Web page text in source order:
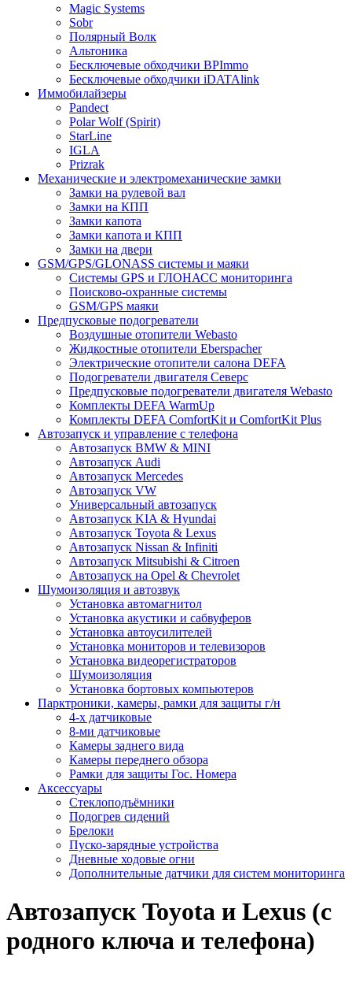
Magic Systems
Sobr
Полярный Волк
Альтоника
Бесключевые обходчики BPImmo
Бесключевые обходчики iDATAlink
Иммобилайзеры
Pandect
Polar Wolf (Spirit)
StarLine
IGLA
Prizrak
Механические и электромеханические замки
Замки на рулевой вал
Замки на КПП
Замки капота
Замки капота и КПП
Замки на двери
GSM/GPS/GLONASS системы и маяки
Системы GPS и ГЛОНАСС мониторинга
Поисково-охранные системы
GSM/GPS маяки
Предпусковые подогреватели
Воздушные отопители Webasto
Жидкостные отопители Eberspacher
Электрические отопители салона DEFA
Подогреватели двигателя Северс
Предпусковые подогреватели двигателя Webasto
Комплекты DEFA WarmUp
Комплекты DEFA ComfortKit и ComfortKit Plus
Автозапуск и управление с телефона
Автозапуск BMW & MINI
Автозапуск Audi
Автозапуск Mercedes
Автозапуск VW
Универсальный автозапуск
Автозапуск KIA & Hyundai
Автозапуск Toyota & Lexus
Автозапуск Nissan & Infiniti
Автозапуск Mitsubishi & Citroen
Автозапуск на Opel & Chevrolet
Шумоизоляция и автозвук
Установка автомагнитол
Установка акустики и сабвуферов
Установка автоусилителей
Установка мониторов и телевизоров
Установка видеорегистраторов
Шумоизоляция
Установка бортовых компьютеров
Парктроники, камеры, рамки для защиты г/н
4-х датчиковые
8-ми датчиковые
Камеры заднего вида
Камеры переднего обзора
Рамки для защиты Гос. Номера
Аксессуары
Стеклоподъёмники
Подогрев сидений
Брелоки
Пуско-зарядные устройства
Дневные ходовые огни
Дополнительные датчики для систем мониторинга
Автозапуск Toyota и Lexus (с
родного ключа и телефона)